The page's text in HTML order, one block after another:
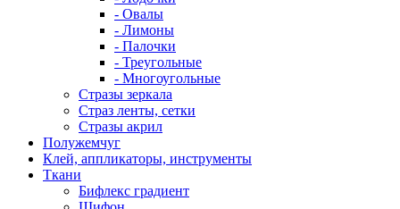
- Овалы
- Лимоны
- Палочки
- Треугольные
- Многоугольные
Стразы зеркала
Страз ленты, сетки
Стразы акрил
Полужемчуг
Клей, аппликаторы, инструменты
Ткани
Бифлекс градиент